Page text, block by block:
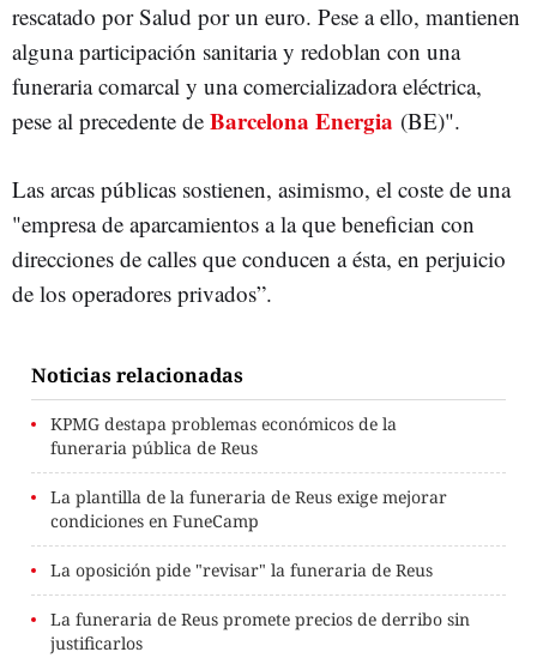
rescatado por Salud por un euro. Pese a ello, mantienen
alguna participación sanitaria y redoblan con una
funeraria comarcal y una comercializadora eléctrica,
pese al precedente de Barcelona Energia (BE)".
Las arcas públicas sostienen, asimismo, el coste de una
"empresa de aparcamientos a la que benefician con
direcciones de calles que conducen a ésta, en perjuicio
de los operadores privados”.
Noticias relacionadas
KPMG destapa problemas económicos de la
funeraria pública de Reus
La plantilla de la funeraria de Reus exige mejorar
condiciones en FuneCamp
La oposición pide "revisar" la funeraria de Reus
La funeraria de Reus promete precios de derribo sin
justificarlos